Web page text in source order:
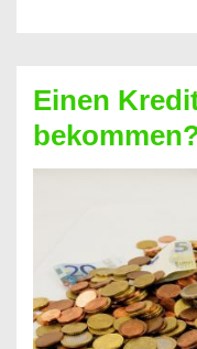
Festvertrag
für
jeden
erfahren
Sie
es
Einen